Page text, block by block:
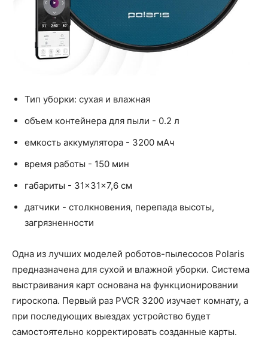
Тип уборки: сухая и влажная
объем контейнера для пыли - 0.2 л
емкость аккумулятора - 3200 мАч
время работы - 150 мин
габариты - 31×31×7,6 см
датчики - столкновения, перепада высоты,
загрязненности
Одна из лучших моделей роботов-пылесосов Polaris
предназначена для сухой и влажной уборки. Система
выстраивания карт основана на функционировании
гироскопа. Первый раз PVCR 3200 изучает комнату, а
при последующих выездах устройство будет
самостоятельно корректировать созданные карты.